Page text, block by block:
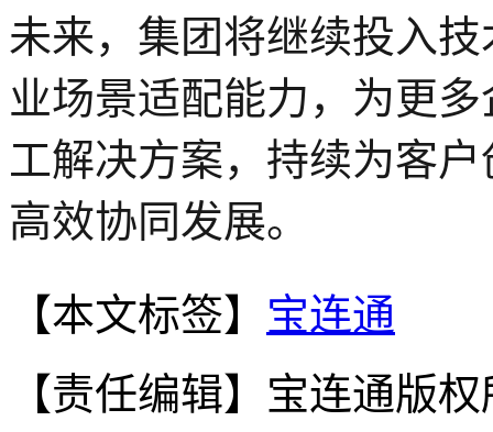
未来，集团将继续投入
业场景适配能力，为更
工解决方案，持续为客
高效协同发展。
【本文标签】 宝连通
【责任编辑】 宝连通版